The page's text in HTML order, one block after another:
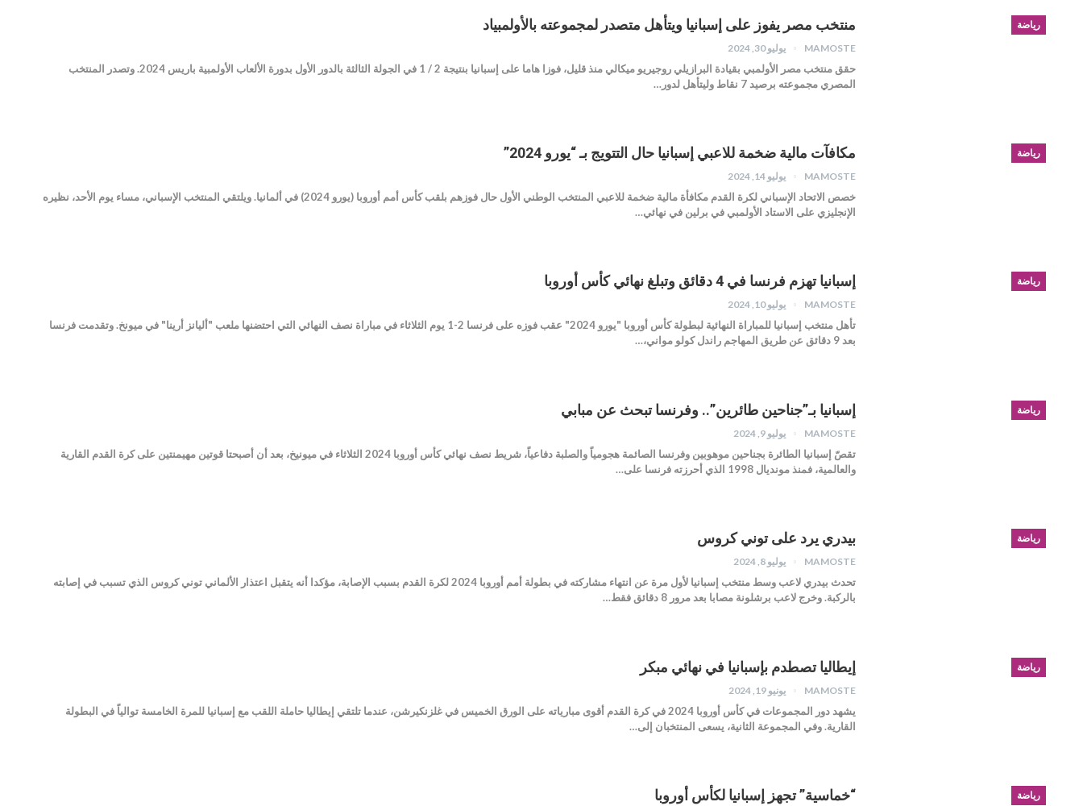
رياضة منتخب مصر يفوز على إسبانيا ويتأهل متصدر لمجموعته بالأولمبياد
MAMOSTE يوليو 30, 2024
حقق منتخب مصر الأولمبي بقيادة البرازيلي روجيريو ميكالي منذ قليل، فوزا هاما على إسبانيا بنتيجة 2 / 1 في الجولة الثالثة بالدور الأول بدورة الألعاب الأولمبية باريس 2024. وتصدر المنتخب
المصري مجموعته برصيد 7 نقاط وليتأهل لدور…
رياضة مكافآت مالية ضخمة للاعبي إسبانيا حال التتويج بـ “يورو 2024”
MAMOSTE يوليو 14, 2024
خصص الاتحاد الإسباني لكرة القدم مكافأة مالية ضخمة للاعبي المنتخب الوطني الأول حال فوزهم بلقب كأس أمم أوروبا (يورو 2024) في ألمانيا. ويلتقي المنتخب الإسباني، مساء يوم الأحد، نظيره
الإنجليزي على الاستاد الأولمبي في برلين في نهائي…
رياضة إسبانيا تهزم فرنسا في 4 دقائق وتبلغ نهائي كأس أوروبا
MAMOSTE يوليو 10, 2024
تأهل منتخب إسبانيا للمباراة النهائية لبطولة كأس أوروبا "يورو 2024" عقب فوزه على فرنسا 2-1 يوم الثلاثاء في مباراة نصف النهائي التي احتضنها ملعب "أليانز أرينا" في ميونخ. وتقدمت فرنسا
بعد 9 دقائق عن طريق المهاجم راندل كولو مواني،…
رياضة إسبانيا بـ”جناحين طائرين”.. وفرنسا تبحث عن مبابي
MAMOSTE يوليو 9, 2024
تقصّ إسبانيا الطائرة بجناحين موهوبين وفرنسا الصائمة هجومياً والصلبة دفاعياً، شريط نصف نهائي كأس أوروبا 2024 الثلاثاء في ميونيخ، بعد أن أصبحتا قوتين مهيمنتين على كرة القدم القارية
والعالمية، فمنذ مونديال 1998 الذي أحرزته فرنسا على…
رياضة بيدري يرد على توني كروس
MAMOSTE يوليو 8, 2024
تحدث بيدري لاعب وسط منتخب إسبانيا لأول مرة عن انتهاء مشاركته في بطولة أمم أوروبا 2024 لكرة القدم بسبب الإصابة، مؤكدا أنه يتقبل اعتذار الألماني توني كروس الذي تسبب في إصابته
بالركبة. وخرج لاعب برشلونة مصابا بعد مرور 8 دقائق فقط…
رياضة إيطاليا تصطدم بإسبانيا في نهائي مبكر
MAMOSTE يونيو 19, 2024
يشهد دور المجموعات في كأس أوروبا 2024 في كرة القدم أقوى مبارياته على الورق الخميس في غلزنكيرشن، عندما تلتقي إيطاليا حاملة اللقب مع إسبانيا للمرة الخامسة توالياً في البطولة
القارية. وفي المجموعة الثانية، يسعى المنتخبان إلى…
رياضة “خماسية” تجهز إسبانيا لكأس أوروبا